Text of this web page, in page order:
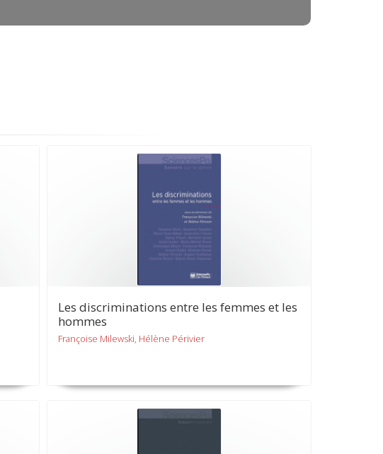
Les discriminations entre les femmes et les
hommes
Françoise Milewski, Hélène Périvier